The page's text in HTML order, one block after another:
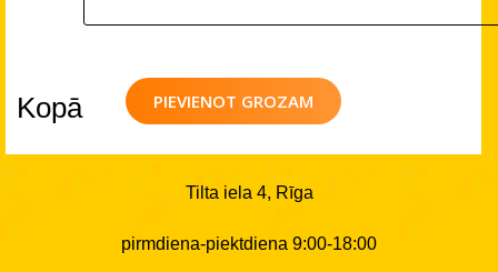
PIEVIENOT GROZAM
Kopā
Tilta iela 4, Rīga
pirmdiena-piektdiena 9:00-18:00